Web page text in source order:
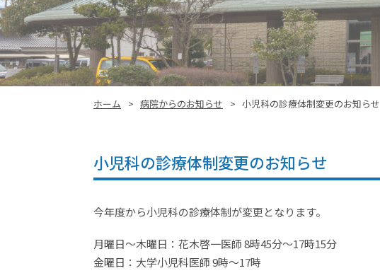
このページの位置:
ホーム > 病院からのお知らせ > 小児科の診療体制変更のお知らせ
小児科の診療体制変更のお知らせ
今年度から小児科の診療体制が変更となります。
月曜日～木曜日：花木啓一医師 8時45分～17時15分
金曜日：大学小児科医師 9時～17時